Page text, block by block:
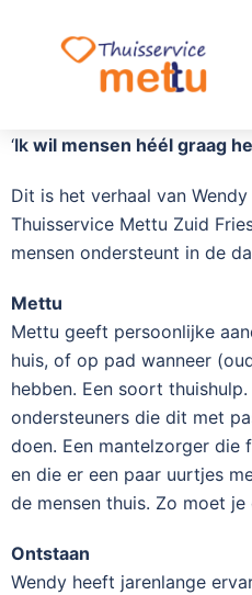
Even voorstellen
‘Ik wil mensen héél graag
Dit is het verhaal van
Thuisservice Mettu Zuid
mensen ondersteunt in de
Mettu
Mettu geeft persoonlijke
huis, of op pad wanneer
hebben. Een soort thuishulp.
ondersteuners die dit met
doen. Een mantelzorger die
en die er een paar uurtjes
de mensen thuis. Zo moet je
Ontstaan
Wendy heeft jarenlange